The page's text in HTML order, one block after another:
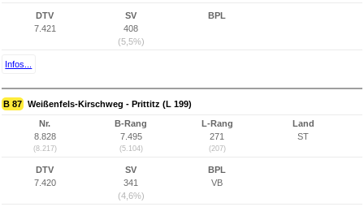
DTV
7.421
SV
408
(5,5%)
BPL
Infos...
B 87 Weißenfels-Kirschweg - Prittitz (L 199)
Nr.
8.828
(8.217)
B-Rang
7.495
(5.104)
L-Rang
271
(207)
Land
ST
DTV
7.420
SV
341
(4,6%)
BPL
VB